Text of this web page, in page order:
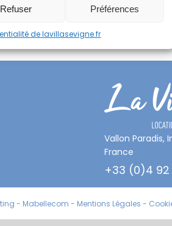
Refuser Préférences
de lavillasevigne.fr
Vallon Paradis,
France
+33 (0)4
- Mabellecom - Mentions Légales -